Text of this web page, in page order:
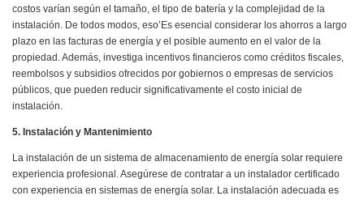
costos varían según el tamaño, el tipo de batería y la complejidad de la
instalación. De todos modos, eso’Es esencial considerar los ahorros a largo
plazo en las facturas de energía y el posible aumento en el valor de la
propiedad. Además, investiga incentivos financieros como créditos fiscales,
reembolsos y subsidios ofrecidos por gobiernos o empresas de servicios
públicos, que pueden reducir significativamente el costo inicial de
instalación.
5. Instalación y Mantenimiento
La instalación de un sistema de almacenamiento de energía solar requiere
experiencia profesional. Asegúrese de contratar a un instalador certificado
con experiencia en sistemas de energía solar. La instalación adecuada es